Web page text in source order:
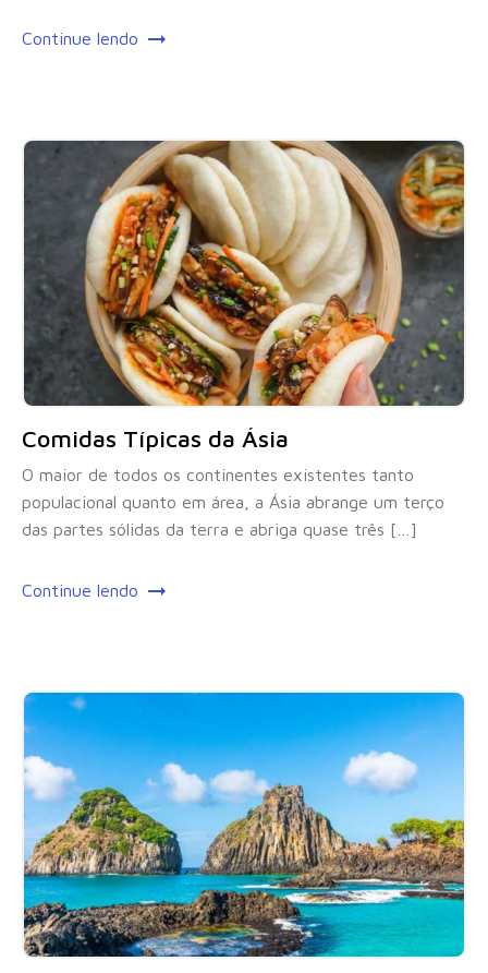
Continue lendo
Comidas Típicas da Ásia
O maior de todos os continentes existentes tanto
populacional quanto em área, a Ásia abrange um terço
das partes sólidas da terra e abriga quase três […]
Continue lendo